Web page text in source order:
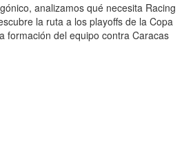
analizamos qué necesita Racing
la ruta a los playoffs de la Copa
formación del equipo contra Caracas